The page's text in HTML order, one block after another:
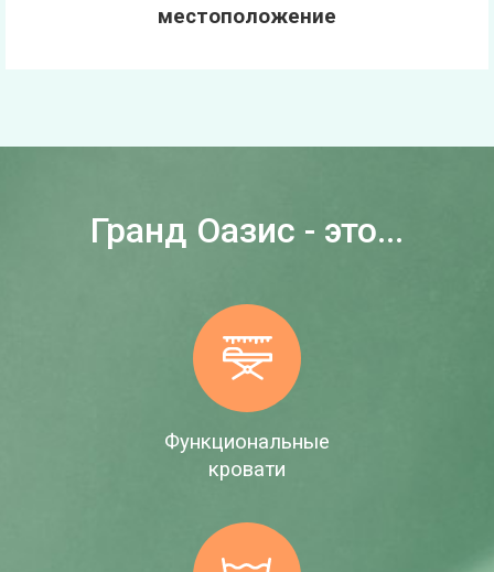
местоположение
Гранд Оазис - это...
Функциональные
кровати